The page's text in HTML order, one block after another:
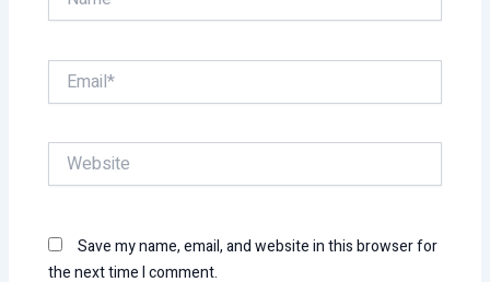
Email*
Website
Save my name, email, and website in this browser for
the next time I comment.